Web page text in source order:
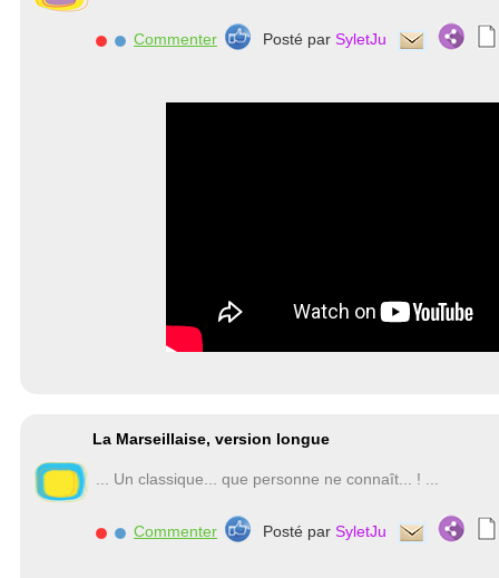
Commenter Posté par SyletJu
La Marseillaise, version longue
... Un classique... que personne ne connaît... ! ...
Commenter Posté par SyletJu